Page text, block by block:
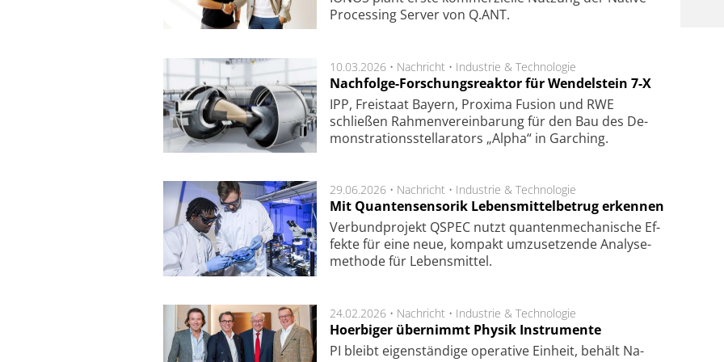
Pro­ces­sing Ser­ver von Q.ANT.
10.03.2026 • Nachricht • Industrie & Technologie
Nachfolge-Forschungsreaktor für Wendelstein 7-X
IPP, Frei­staat Bay­ern, Pro­xi­ma Fu­sion und RWE
schließen Rah­men­ver­ein­ba­rung für den Bau des De­
mon­stra­tions­stel­la­ra­tors „Alpha“ in Gar­ching.
29.06.2026 • Nachricht • Industrie & Technologie
Mit Quantensensorik Lebensmittelbetrug erkennen
Ver­bund­pro­jekt QSPEC nutzt quan­ten­me­cha­ni­sche Ef­
fek­te für eine neue, kom­pakt um­zu­setz­en­de Ana­ly­se­
me­tho­de für Le­bens­mit­tel.
24.02.2026 • Nachricht • Industrie & Technologie
Hoerbiger übernimmt Physik Instrumente
PI bleibt eigen­stän­di­ge ope­ra­ti­ve Ein­heit, be­hält Na­